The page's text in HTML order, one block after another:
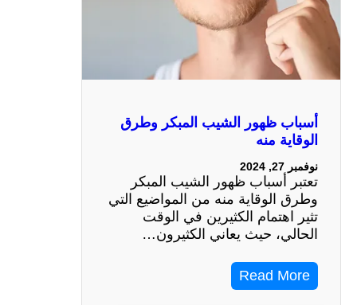
أسباب ظهور الشيب المبكر وطرق
الوقاية منه
نوفمبر 27, 2024
تعتبر أسباب ظهور الشيب المبكر
وطرق الوقاية منه من المواضيع التي
تثير اهتمام الكثيرين في الوقت
الحالي، حيث يعاني الكثيرون…
Read More